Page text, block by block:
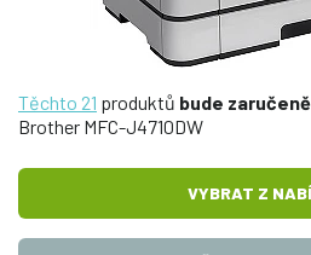
Těchto 21 produktů bude
Brother MFC-J4710DW
VYBRAT Z